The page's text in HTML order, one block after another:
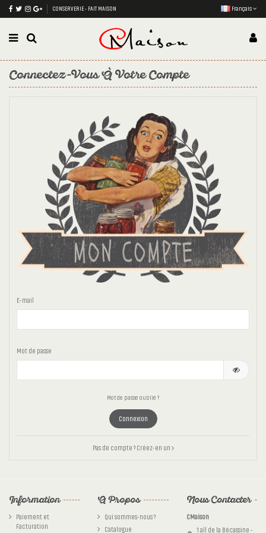
CONSERVERIE - FAIT MAISON Français
Connectez-Vous À Votre Compte
E-mail
Mot de passe
Mot de passe oublié ?
Connexion
Pas de compte ? Créez-en un
Information
Paiement et
Facturation
A Propos
Qui sommes-nous ?
Catalogue
Nous Contacter
CMaison
1 all de la Bécassine -